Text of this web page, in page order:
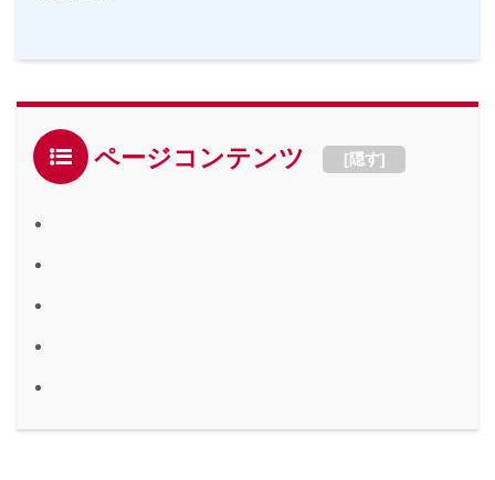
ページコンテンツ [隠す]